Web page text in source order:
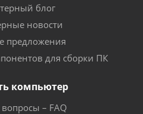
блог
новости
предложения
для сборки ПК
компьютер
– FAQ